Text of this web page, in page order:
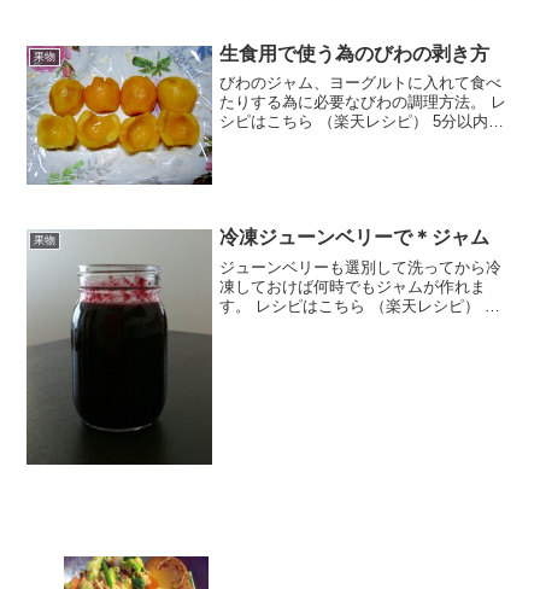
果物 生食用で使う為のびわの剥き方
びわのジャム、ヨーグルトに入れて食べ
たりする為に必要なびわの調理方法。 レ
シピはこちら （楽天レシピ） 5分以内
果物 冷凍ジューンベリーで＊ジャム
ジューンベリーも選別して洗ってから冷
凍しておけば何時でもジャムが作れま
す。 レシピはこちら （楽天レシピ） 約1